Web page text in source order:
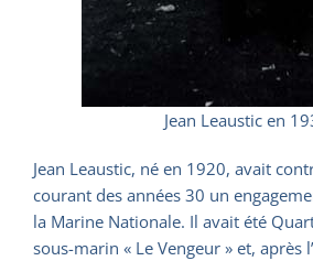
Jean Leaustic en
Jean Leaustic, né en 1920, avait
courant des années 30 un
la Marine Nationale. Il avait été
sous-marin « Le Vengeur » et, après